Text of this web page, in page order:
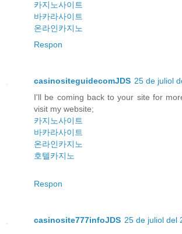
카지노사이트
바카라사이트
온라인카지노
Respon
casinositeguidecomJDS 25 de juliol
I'll be coming back to your site for
visit my website;
카지노사이트
바카라사이트
온라인카지노
호텔카지노
Respon
casinosite777infoJDS 25 de juliol del